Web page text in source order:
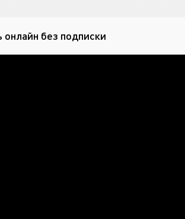
без подписки